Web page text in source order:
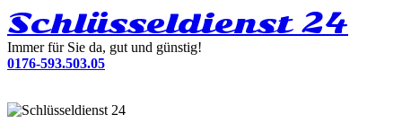
Schlüsseldienst 24
Immer für Sie da, gut und günstig!
0176-593.503.05